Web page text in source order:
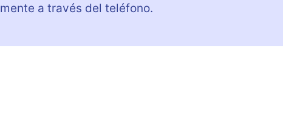
a través del teléfono.